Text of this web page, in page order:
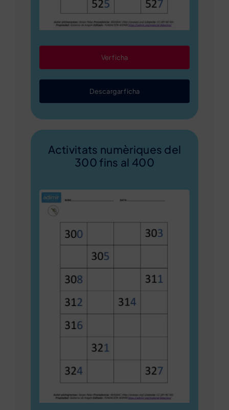
Ver ficha
Descargar ficha
Activitats numèriques del
300 fins al 400